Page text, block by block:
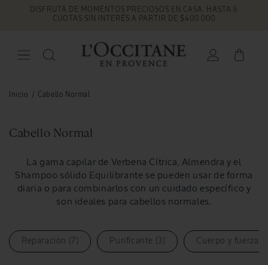
directamente
DISFRUTÁ DE MOMENTOS PRECIOSOS EN CASA. HASTA 6
CUOTAS SIN INTERÉS A PARTIR DE $400.000
sesión
Carrito
Inicio / Cabello Normal
C
ó
Cabello Normal
La gama capilar de Verbena Cítrica, Almendra y el
Shampoo sólido Equilibrante se pueden usar de forma
diaria o para combinarlos con un cuidado específico y
son ideales para cabellos normales.
Reparación (7) Purificante (3) Cuerpo y fuerza